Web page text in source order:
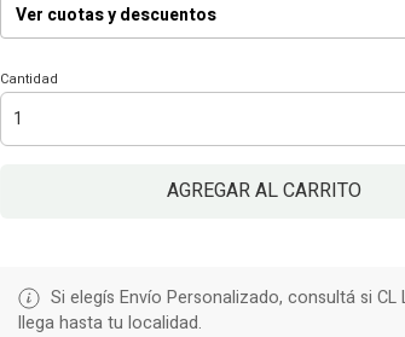
Ver cuotas y descuentos
Cantidad
AGREGAR AL CARRITO
Si elegís Envío Personalizado, consultá si CL
llega hasta tu localidad.